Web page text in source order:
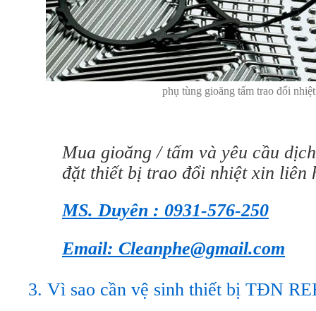
phụ tùng gioăng tấm trao đổi
Mua gioăng / tấm và yêu cầu
đặt thiết bị trao đổi nhiệt xin liên
MS. Duyên : 0931-576-250
Email: Cleanphe@gmail.com
3. Vì sao cần vệ sinh thiết bị TĐN